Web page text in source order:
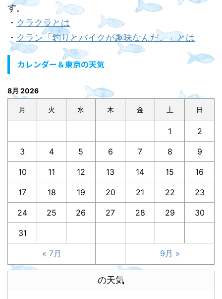
す。
・ クラクラとは
・ クラン「釣りとバイクが趣味なんだ。」とは
カレンダー＆東京の天気
8月 2026
月 火 水 木 金 土 日
1 2
3 4 5 6 7 8 9
10 11 12 13 14 15 16
17 18 19 20 21 22 23
24 25 26 27 28 29 30
31
« 7月 9月 »
の天気